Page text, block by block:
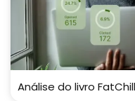
Análise do livro